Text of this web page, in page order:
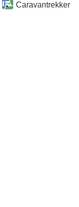
Caravantrekker